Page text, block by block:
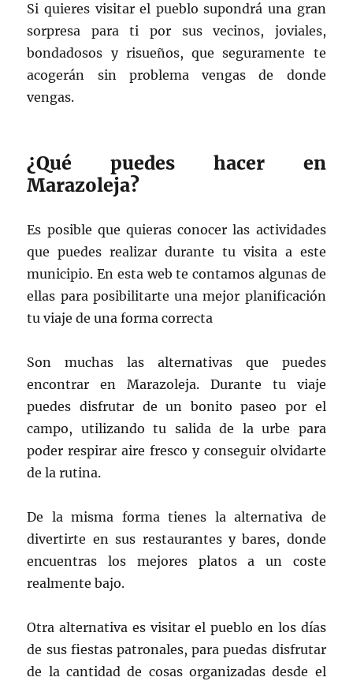
Si quieres visitar el pueblo supondrá una gran
sorpresa para ti por sus vecinos, joviales,
bondadosos y risueños, que seguramente te
acogerán sin problema vengas de donde
vengas.
¿Qué puedes hacer en
Marazoleja?
Es posible que quieras conocer las actividades
que puedes realizar durante tu visita a este
municipio. En esta web te contamos algunas de
ellas para posibilitarte una mejor planificación
tu viaje de una forma correcta
Son muchas las alternativas que puedes
encontrar en Marazoleja. Durante tu viaje
puedes disfrutar de un bonito paseo por el
campo, utilizando tu salida de la urbe para
poder respirar aire fresco y conseguir olvidarte
de la rutina.
De la misma forma tienes la alternativa de
divertirte en sus restaurantes y bares, donde
encuentras los mejores platos a un coste
realmente bajo.
Otra alternativa es visitar el pueblo en los días
de sus fiestas patronales, para puedas disfrutar
de la cantidad de cosas organizadas desde el